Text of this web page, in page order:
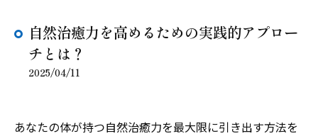
自然治癒力を高めるための実践的アプロー
チとは？
2025/04/11
あなたの体が持つ自然治癒力を最大限に引き出す方法を